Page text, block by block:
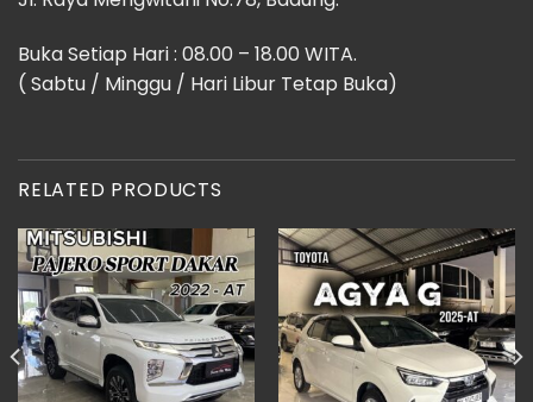
Buka Setiap Hari : 08.00 – 18.00 WITA.
( Sabtu / Minggu / Hari Libur Tetap Buka)
RELATED PRODUCTS